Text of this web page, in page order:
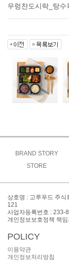
우렁찬도시락_탕수
BRAND STORY
브랜드소개
STORE
상호명 : 고루푸드 주식
121
사업자등록번호 : 233-
개인정보보호정책 책임
POLICY
이용약관
개인정보처리방침